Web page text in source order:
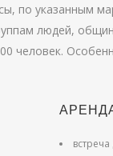
по указанным
людей,
человек.